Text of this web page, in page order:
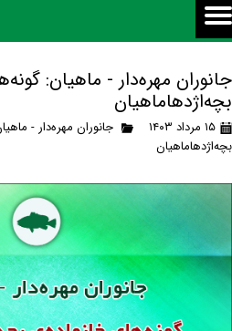
جانوران مهره‌دار - ماهیان:
بچه‌اژدهاماهیان
۱۵ مرداد ۱۴۰۳ جانوران مهره‌دار -
بچه‌اژدهاماهیان